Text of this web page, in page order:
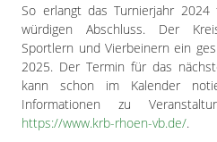
So erlangt das Turnierjahr
würdigen Abschluss. Der
Sportlern und Vierbeinern ein
2025. Der Termin für das
kann schon im Kalender
Informationen zu
https://www.krb-rhoen-vb.de/.